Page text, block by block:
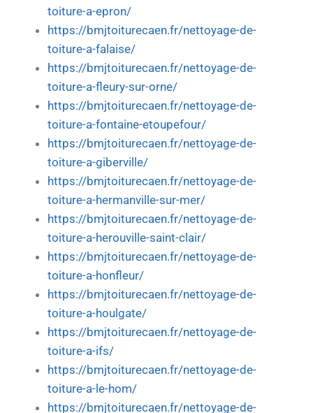
toiture-a-epron/
https://bmjtoiturecaen.fr/nettoyage-de-
toiture-a-falaise/
https://bmjtoiturecaen.fr/nettoyage-de-
toiture-a-fleury-sur-orne/
https://bmjtoiturecaen.fr/nettoyage-de-
toiture-a-fontaine-etoupefour/
https://bmjtoiturecaen.fr/nettoyage-de-
toiture-a-giberville/
https://bmjtoiturecaen.fr/nettoyage-de-
toiture-a-hermanville-sur-mer/
https://bmjtoiturecaen.fr/nettoyage-de-
toiture-a-herouville-saint-clair/
https://bmjtoiturecaen.fr/nettoyage-de-
toiture-a-honfleur/
https://bmjtoiturecaen.fr/nettoyage-de-
toiture-a-houlgate/
https://bmjtoiturecaen.fr/nettoyage-de-
toiture-a-ifs/
https://bmjtoiturecaen.fr/nettoyage-de-
toiture-a-le-hom/
https://bmjtoiturecaen.fr/nettoyage-de-